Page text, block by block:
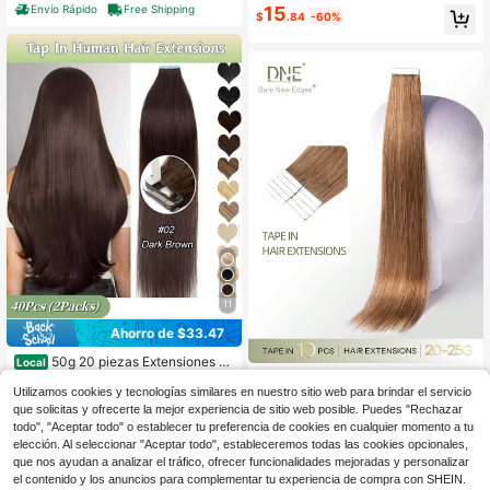
esiva, regalo de Navidad y cumplea
fiestas y bodas, 4-5 paquetes para
añadir longitud y volumen.
Envío Rápido Free Shipping
11
Ahorro de $33.47
Local 50g 20 piezas Extensiones de
inta de piel sin costuras e invisible,
16-26 pulgadas, extensiones de ca
bello humano Remy con cinta, multi
color, liso de seda con doble cara si
n costuras, fácil de aplicar y reutiliz
ar, alta calidad para peinados diario
s, agrega longitud para boda, fiesta
Free Shipping
mbre, 125 ml. Perfumes originales L
asting Charm, perfume oriental con
#4 Más vendidos
$15.84 -60%
iones de cabello invisible 100% cab
ello medio con brillo alto, cabello lis
o marrón claro, de 14-22 pulgadas
de largo, sedoso y sin costuras, cali
dad premium, puntas gruesas, adec
uado para cabello fino, perfecto par
a salones de belleza y uso diario pa
$12.88 -32%
Utilizamos cookies y tecnologías similares en nuestro sitio web para brindar el servicio
que solicitas y ofrecerte la mejor experiencia de sitio web posible. Puedes "Rechazar
todo", "Aceptar todo" o establecer tu preferencia de cookies en cualquier momento a tu
elección. Al seleccionar "Aceptar todo", estableceremos todas las cookies opcionales,
que nos ayudan a analizar el tráfico, ofrecer funcionalidades mejoradas y personalizar
el contenido y los anuncios para complementar tu experiencia de compra con SHEIN.